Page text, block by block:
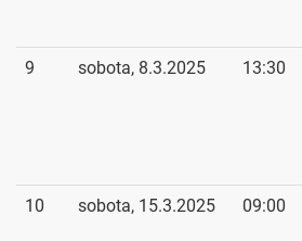
9 sobota, 8.3.2025 13:30
10 sobota, 15.3.2025 09:00